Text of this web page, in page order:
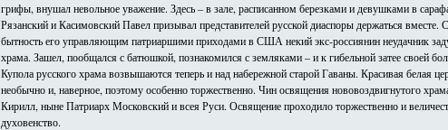
грифы, внушал невольное уважение. Здесь – в зале, расписанном березками и девушками в
Рязанский и Касимовский Павел призывал представителей русской диаспоры держаться
бытность его управляющим патриаршими приходами в США некий экс-россиянин неудачник
храма. Зашел, пообщался с батюшкой, познакомился с земляками – и к гибельной затее своей
Купола русского храма возвышаются теперь и над набережной старой Гаваны. Красивая белая
необычно и, наверное, поэтому особенно торжественно. Чин освящения нововоздвигнутого
Кирилл, ныне Патриарх Московский и всея Руси. Освящение проходило торжественно и
духовенство.